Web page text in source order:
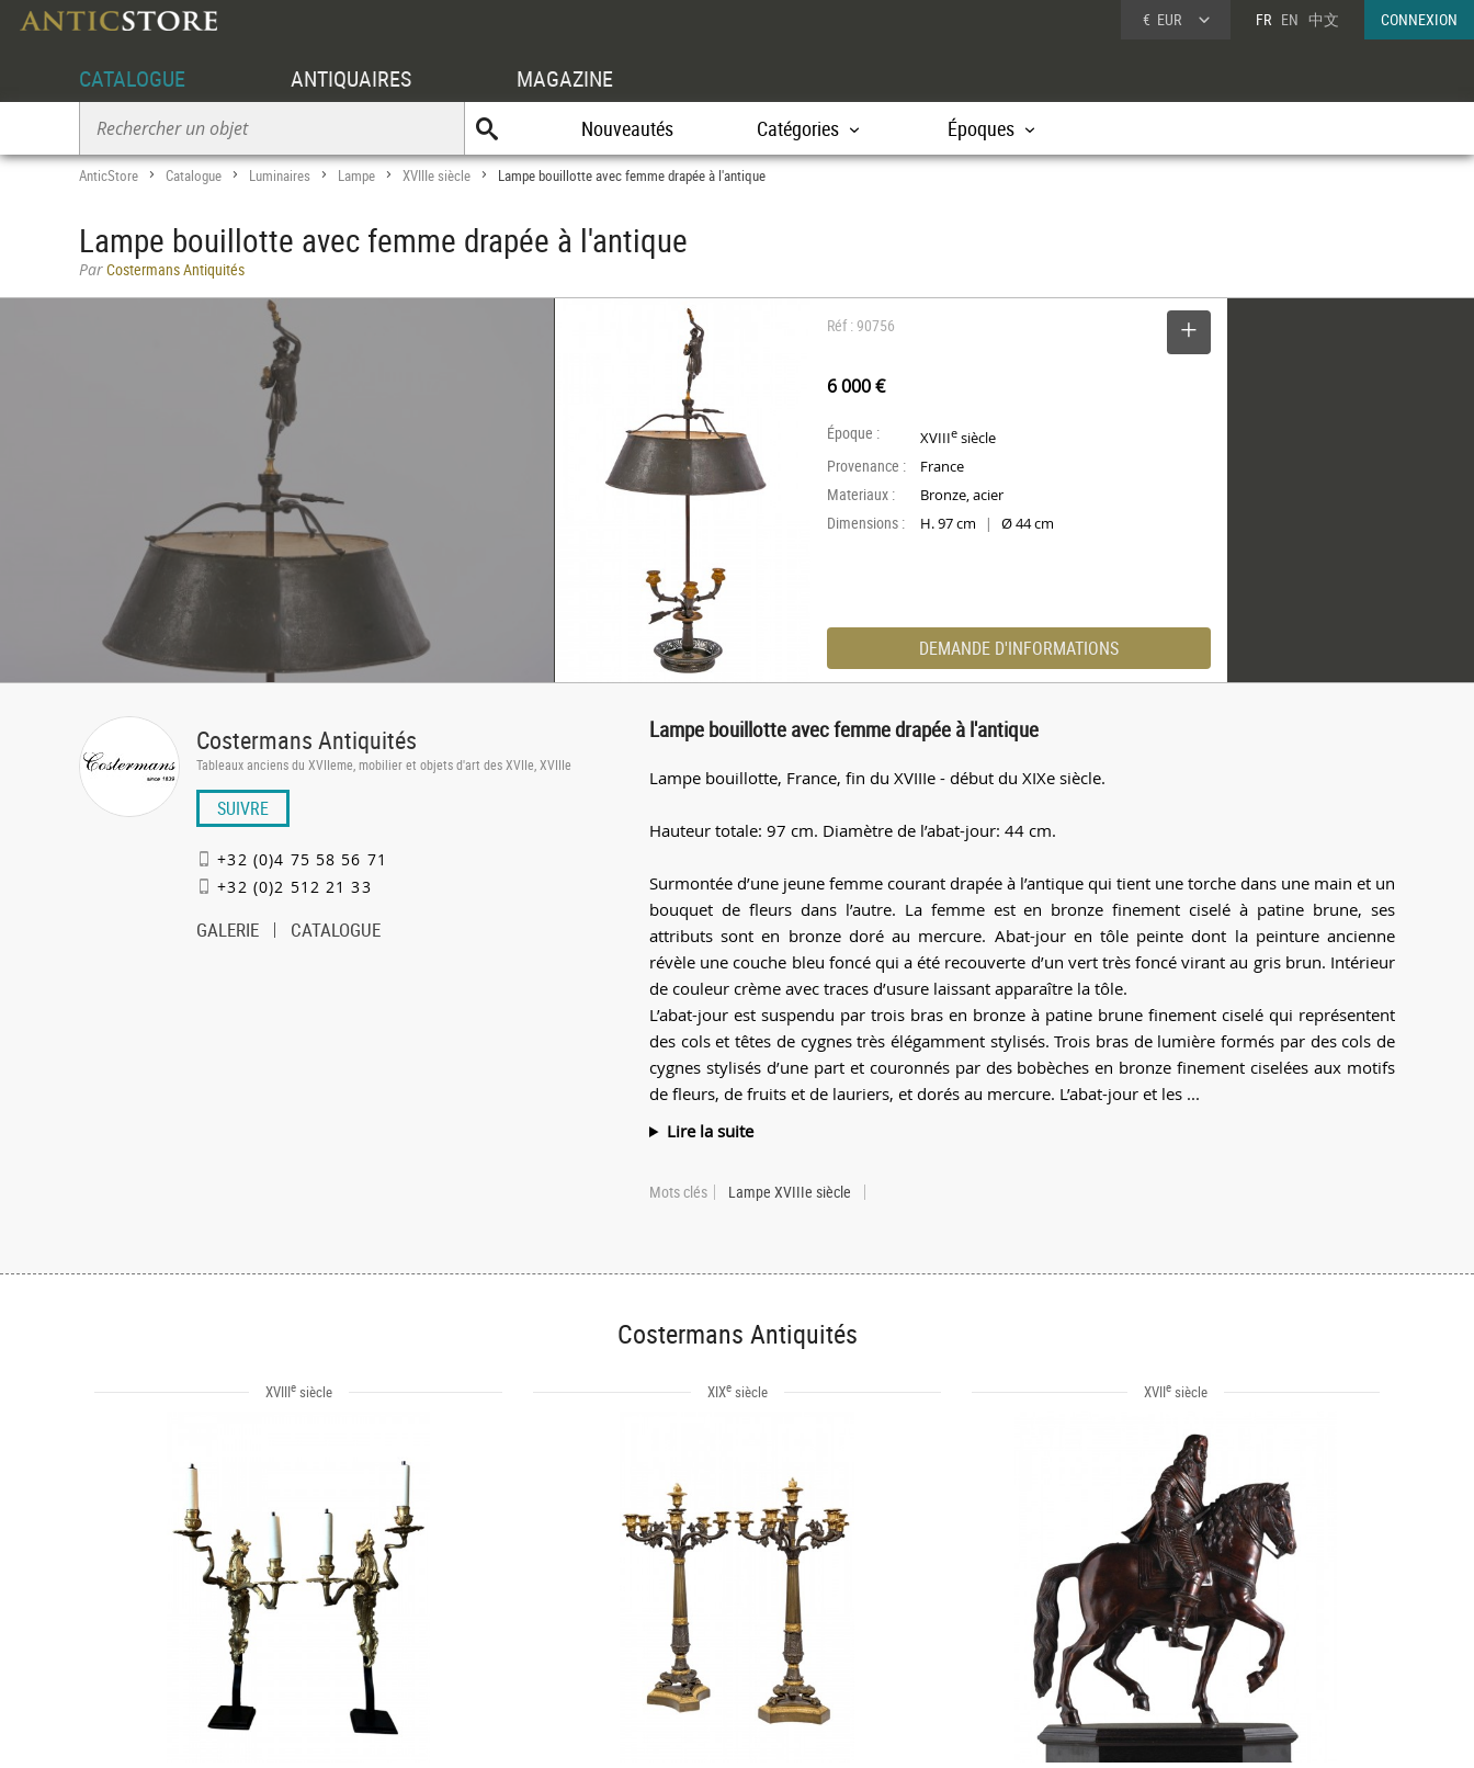
€ EUR FR EN 中文 CONNEXION
CATALOGUE ANTIQUAIRES MAGAZINE
Nouveautés Catégories Époques
AnticStore > Catalogue > Luminaires > Lampe > XVIIIe siècle > Lampe bouillotte avec femme drapée à l'antique
Lampe bouillotte avec femme drapée à l'antique
ParCostermans Antiquités
Réf : 90756
6 000 €
Époque : XVIIIe siècle
Provenance : France
Materiaux : Bronze, acier
Dimensions : H. 97 cm | Ø 44 cm
DEMANDE D'INFORMATIONS
Costermans Antiquités
Tableaux anciens du XVIIeme, mobilier et objets d'art des XVIIe, XVIIIe
SUIVRE
+32 (0)4 75 58 56 71
+32 (0)2 512 21 33
GALERIE CATALOGUE
Lampe bouillotte avec femme drapée à l'antique
Lampe bouillotte, France, fin du XVIIIe - début du XIXe siècle.
Hauteur totale: 97 cm. Diamètre de l’abat-jour: 44 cm.
Surmontée d’une jeune femme courant drapée à l’antique qui tient une torche dans une main et un
bouquet de fleurs dans l’autre. La femme est en bronze finement ciselé à patine brune, ses
attributs sont en bronze doré au mercure. Abat-jour en tôle peinte dont la peinture ancienne
révèle une couche bleu foncé qui a été recouverte d’un vert très foncé virant au gris brun. Intérieur
de couleur crème avec traces d’usure laissant apparaître la tôle.
L’abat-jour est suspendu par trois bras en bronze à patine brune finement ciselé qui représentent
des cols et têtes de cygnes très élégamment stylisés. Trois bras de lumière formés par des cols de
cygnes stylisés d’une part et couronnés par des bobèches en bronze finement ciselées aux motifs
de fleurs, de fruits et de lauriers, et dorés au mercure. L’abat-jour et les ...
Lire la suite
Mots clés Lampe XVIIIe siècle
Costermans Antiquités
XVIIIesiècle XIXesiècle XVIIe siècle